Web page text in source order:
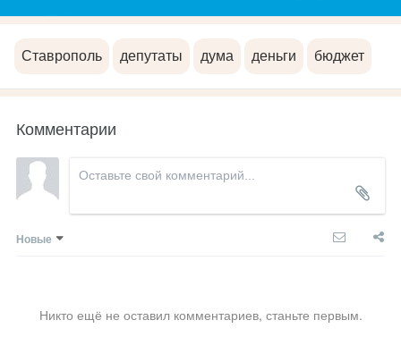
Ставрополь депутаты дума деньги бюджет
Комментарии
Новые
Никто ещё не оставил комментариев, станьте первым.